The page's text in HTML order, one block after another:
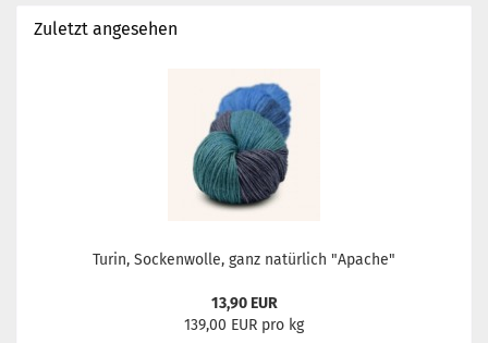
Zuletzt angesehen
Turin, Sockenwolle, ganz natürlich "Apache"
13,90 EUR
139,00 EUR pro kg